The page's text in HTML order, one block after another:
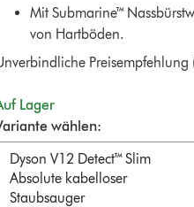
Mit Submarine™
von Hartböden.
Preisempfehlung
Lager
wählen:
Dyson V12 Detect™ Slim
Absolute kabelloser
Staubsauger